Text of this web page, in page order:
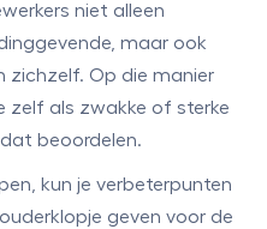
niet alleen
maar ook
zichzelf. Op die manier
zelf als zwakke of sterke
beoordelen.
kun je verbeterpunten
geven voor de